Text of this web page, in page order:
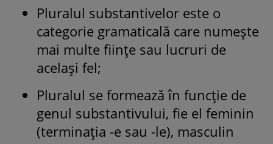
Pluralul substantivelor este o
categorie gramaticală care numește
mai multe ființe sau lucruri de
același fel;
Pluralul se formează în funcție de
genul substantivului, fie el feminin
(terminația -e sau -le), masculin